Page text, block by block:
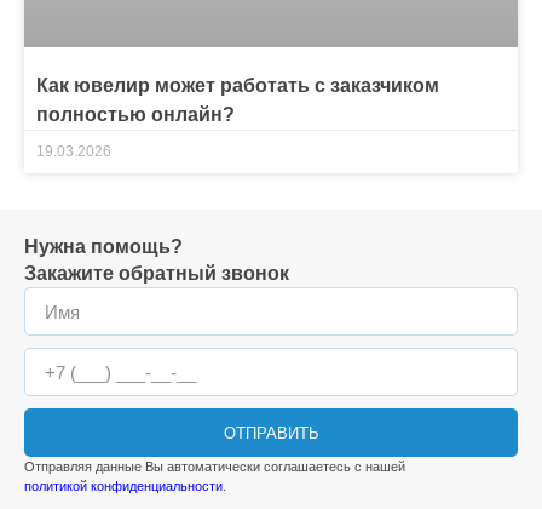
Как ювелир может работать с заказчиком
полностью онлайн?
19.03.2026
Нужна помощь?
Закажите обратный звонок
ОТПРАВИТЬ
Отправляя данные Вы автоматически соглашаетесь с нашей
политикой конфиденциальности